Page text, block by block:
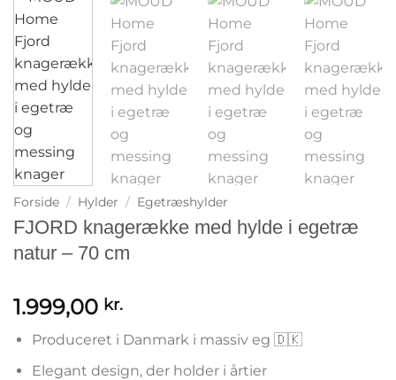
Forside / Hylder / Egetræshylder
FJORD knagerække med hylde i egetræ
natur – 70 cm
1.999,00 kr.
Produceret i Danmark i massiv eg 🇩🇰
Elegant design, der holder i årtier